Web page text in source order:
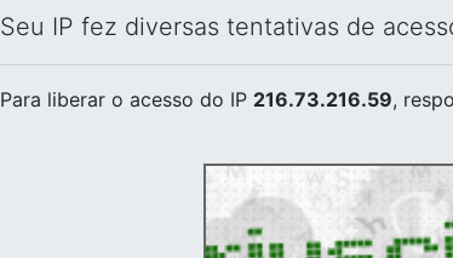
Seu IP fez diversas tentativas de
Para liberar o acesso do IP 216.73.216.59,